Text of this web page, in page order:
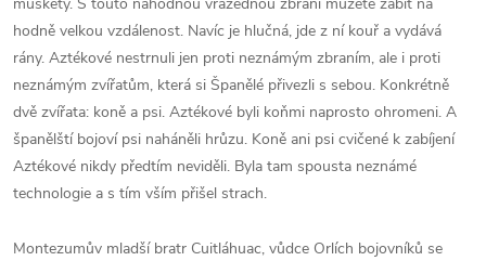
hodně velkou vzdálenost. Navíc je hlučná, jde z ní kouř a vydává
rány. Aztékové nestrnuli jen proti neznámým zbraním, ale i proti
neznámým zvířatům, která si Španělé přivezli s sebou. Konkrétně
dvě zvířata: koně a psi. Aztékové byli koňmi naprosto ohromeni. A
španělští bojoví psi naháněli hrůzu. Koně ani psi cvičené k zabíjení
Aztékové nikdy předtím neviděli. Byla tam spousta neznámé
technologie a s tím vším přišel strach.
Montezumův mladší bratr Cuitláhuac, vůdce Orlích bojovníků se